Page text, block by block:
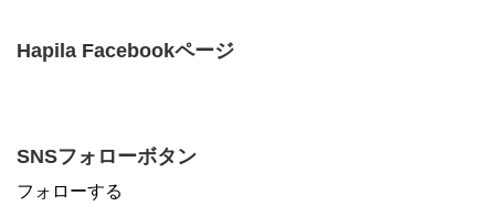
Hapila Facebookページ
SNSフォローボタン
フォローする